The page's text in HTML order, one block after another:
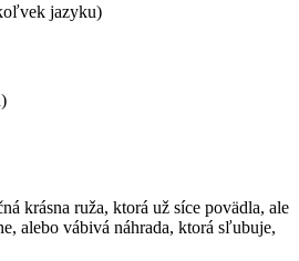
jazyku)
krásna ruža, ktorá už síce povädla, ale
alebo vábivá náhrada, ktorá sľubuje,